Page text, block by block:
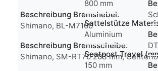
Beschreibung Bremshebel:
Shimano, BL-M7100
Beschreibung Bremsscheibe:
Shimano, SM-RT70 203 mm,
800 mm
Sattelstütze
Aluminium
Seatpost Travel
150 mm